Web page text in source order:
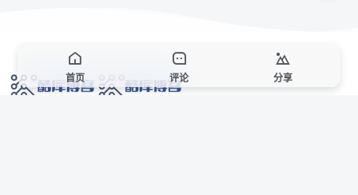
首页 评论 分享